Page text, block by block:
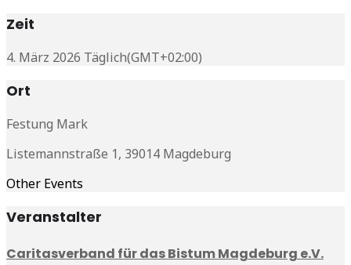
Zeit
4. März 2026 Täglich(GMT+02:00)
Ort
Festung Mark
Listemannstraße 1, 39014 Magdeburg
Other Events
Veranstalter
Caritasverband für das Bistum Magdeburg e.V.